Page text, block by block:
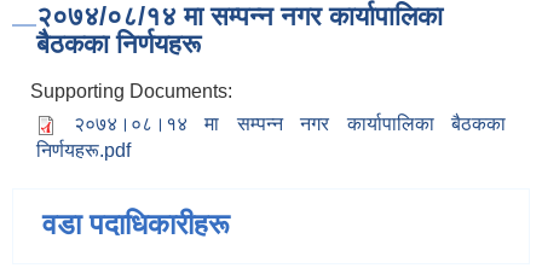
२०७४/०८/१४ मा सम्पन्न नगर कार्यापालिका
बैठकका निर्णयहरू
Supporting Documents:
२०७४।०८।१४ मा सम्पन्न नगर कार्यापालिका बैठकका
निर्णयहरू.pdf
वडा पदाधिकारीहरू